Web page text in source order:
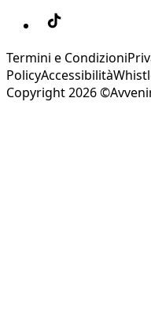
Termini e Condizioni
PolicyAccessibilità
Copyright 2026